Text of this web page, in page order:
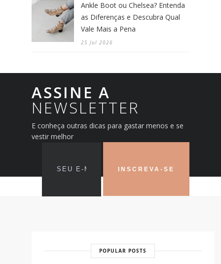
Ankle Boot ou Chelsea? Entenda
as Diferenças e Descubra Qual
Vale Mais a Pena
25 Jul 2026
ASSINE A
NEWSLETTER
E conheça outras dicas para gastar menos e se
vestir melhor
POPULAR POSTS